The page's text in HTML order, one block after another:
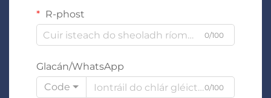
R-phost
0/100
Glacán/WhatsApp
Code
0/100